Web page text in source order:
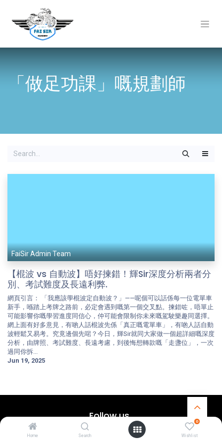
Home Search
0
Wishlist
「做足功課」嘅規劃師
FaiSir Admin Team
【棍波 vs 自動波】唔好揀錯！輝Sir深度分析兩者分
別、考試難度及長遠利弊.
網頁引言： 「我應該學棍波定自動波？」——呢個可以話係每一位電單車
新手，喺踏上考牌之路前，必定會遇到嘅第一個交叉點。揀錯咗，唔單止
可能影響你嘅學習進度同信心，仲可能會限制你未來嘅駕駛樂趣同選擇。
網上面有好多意見，有啲人話棍波先係「真正嘅電單車」，有啲人話自動
波輕鬆又易考。究竟邊個先啱？今日，輝Sir就同大家做一個超詳細嘅深度
分析，由牌照、考試難度、長遠考慮，到後悔想轉款嘅「走盞位」，一次
過同你拆...
Jun 19, 2025
Follow us